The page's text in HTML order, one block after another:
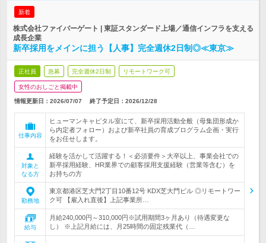
新着
株式会社ファイバーゲート | 東証スタンダード上場／通信インフラを支える
成長企業
新卒採用をメインに担う【人事】完全週休2日制◎≪東京≫
正社員 急募 完全週休2日制 リモートワーク可
女性のおしごと掲載中
情報更新日：2026/07/07 終了予定日： 2026/12/28
仕事内容
ヒューマンキャピタル室にて、新卒採用活動全般（母集団形成か
ら内定者フォロー）および新卒社員の育成プログラム企画・実行
をお任せします。
対象と
なる方
経験を活かして活躍する！＜必須要件＞大卒以上、事業会社での
新卒採用経験、HR業界での顧客採用支援経験（営業等含む）を
お持ちの方
勤務地
東京都港区芝大門2丁目10番12号 KDX芝大門ビル ◎リモートワー
ク可 【雇入れ直後】上記事業所…
給与
月給240,000円～310,000円※試用期間3ヶ月あり（待遇変更な
し） ※上記月給には、月25時間の固定残業代（…